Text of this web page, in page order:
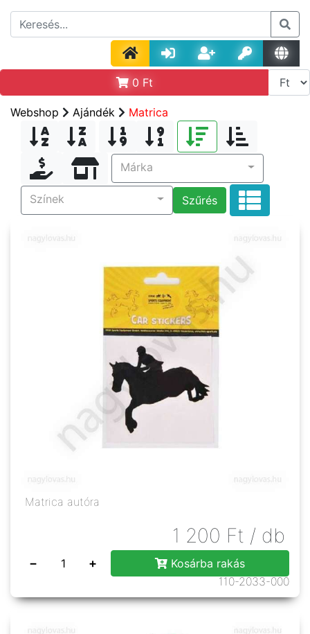
0 Ft
Webshop Ajándék Matrica
Márka
Színek Szűrés
Matrica autóra
1 200 Ft / db
− +
Kosárba rakás
110-2033-000